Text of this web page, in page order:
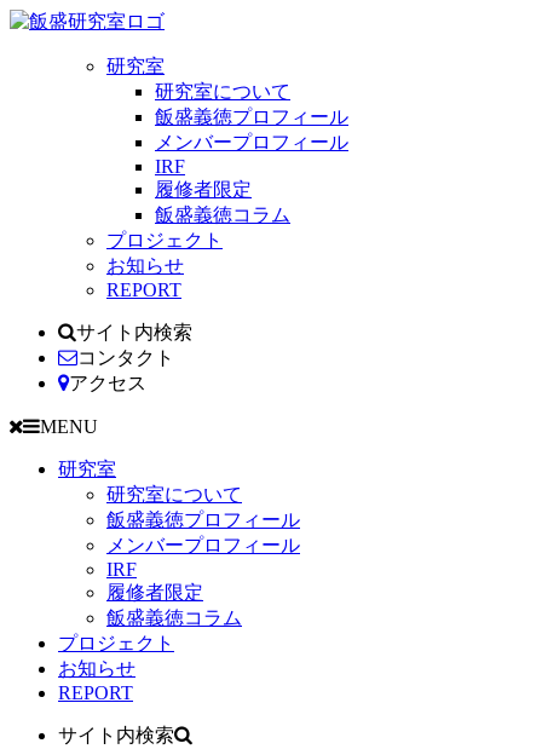
研究室
研究室について
飯盛義徳プロフィール
メンバープロフィール
IRF
履修者限定
飯盛義徳コラム
プロジェクト
お知らせ
REPORT
サイト内検索
コンタクト
アクセス
MENU
研究室
研究室について
飯盛義徳プロフィール
メンバープロフィール
IRF
履修者限定
飯盛義徳コラム
プロジェクト
お知らせ
REPORT
サイト内検索